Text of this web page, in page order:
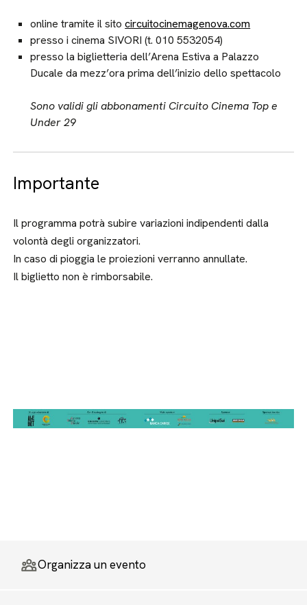
online tramite il sitocircuitocinemagenova.com
presso i cinema SIVORI (t. 010 5532054)
presso la biglietteria dell’Arena Estiva a Palazzo
Ducale da mezz’ora prima dell’inizio dello spettacolo
Sono validi gli abbonamenti Circuito Cinema Top e
Under 29
Importante
Il programma potrà subire variazioni indipendenti dalla
volontà degli organizzatori.
In caso di pioggia le proiezioni verranno annullate.
Il biglietto non è rimborsabile.
Organizza un evento